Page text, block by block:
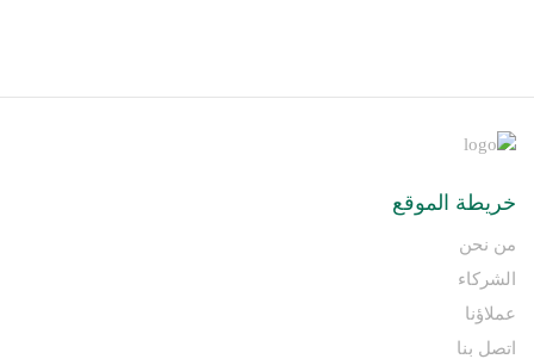
خريطة الموقع
من نحن
الشركاء
عملاؤنا
اتصل بنا